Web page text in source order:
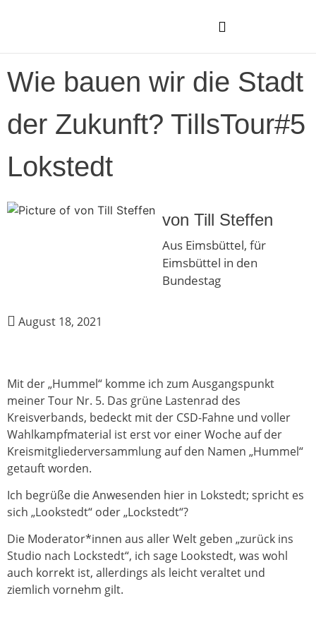
Wie bauen wir die Stadt
der Zukunft? TillsTour#5
Lokstedt
von Till Steffen
Aus Eimsbüttel, für
Eimsbüttel in den
Bundestag
August 18, 2021
Mit der „Hummel“ komme ich zum Ausgangspunkt
meiner Tour Nr. 5. Das grüne Lastenrad des
Kreisverbands, bedeckt mit der CSD-Fahne und voller
Wahlkampfmaterial ist erst vor einer Woche auf der
Kreismitgliederversammlung auf den Namen „Hummel“
getauft worden.
Ich begrüße die Anwesenden hier in Lokstedt; spricht es
sich „Lookstedt“ oder „Lockstedt“?
Die Moderator*innen aus aller Welt geben „zurück ins
Studio nach Lockstedt“, ich sage Lookstedt, was wohl
auch korrekt ist, allerdings als leicht veraltet und
ziemlich vornehm gilt.